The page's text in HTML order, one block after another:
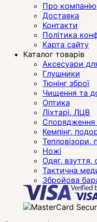
Про компанію
Доставка
Контакти
Політика
Карта сайту
Каталог товарів
Аксесуари
Глушники
Тюнінг зброї
Чищення та
Оптика
Ліхтарі, ЛЦВ
Спорядження
Кемпінг,
Тепловізори,
Ножі
Одяг, взуття,
Тактична
Збройова